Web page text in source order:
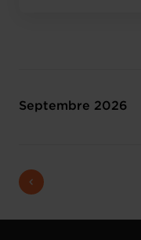
Septembre 2026